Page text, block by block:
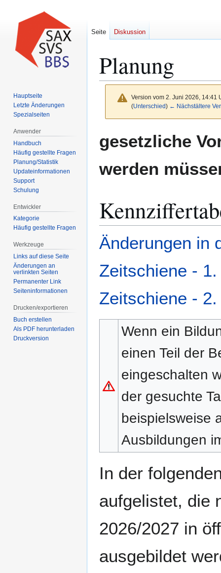
Planung
Version vom 2. Juni 2026, 14:41
(Unterschied) ← Nächstältere
Navigation
Suche
gesetzliche
werden
Änderungen in
Zeitschiene -
Zeitschiene -
Wenn ein
einen Teil der
eingeschalten
der gesuchte
beispielsweise
Ausbildungen
In der
aufgelistet, die
2026/2027 in
ausgebildet
Seite Diskussion
Hauptseite
Letzte Änderungen
Spezialseiten
Anwender
Handbuch
Häufig gestellte Fragen
Planung/Statistik
Updateinformationen
Support
Schulung
Entwickler
Kategorie
Häufig gestellte Fragen
Werkzeuge
Links auf diese Seite
Änderungen an
verlinkten Seiten
Permanenter Link
Seiten­­informationen
Drucken/­exportieren
Buch erstellen
Als PDF herunterladen
Druckversion